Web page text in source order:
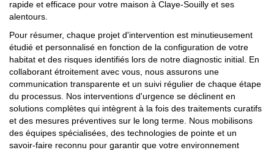
rapide et efficace pour votre maison à Claye-Souilly et ses
alentours.
Pour résumer, chaque projet d'intervention est minutieusement
étudié et personnalisé en fonction de la configuration de votre
habitat et des risques identifiés lors de notre diagnostic initial. En
collaborant étroitement avec vous, nous assurons une
communication transparente et un suivi régulier de chaque étape
du processus. Nos interventions d'urgence se déclinent en
solutions complètes qui intègrent à la fois des traitements curatifs
et des mesures préventives sur le long terme. Nous mobilisons
des équipes spécialisées, des technologies de pointe et un
savoir-faire reconnu pour garantir que votre environnement